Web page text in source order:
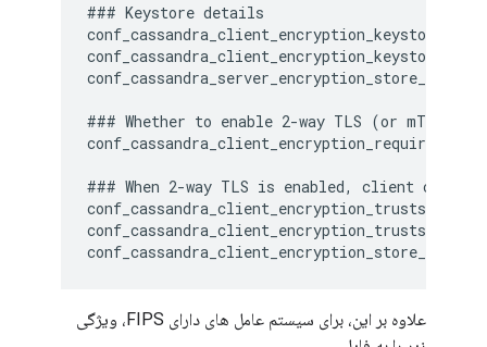
### Keystore details
conf_cassandra_client_encryption_keystore=/
### Whether to enable 2-way TLS (or mTLS)
### When 2-way TLS is enabled, client
علاوه بر این، برای سیستم عامل های دارای FIPS، ویژگی